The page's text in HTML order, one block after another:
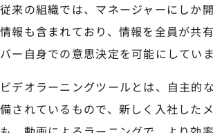
従来の組織では、マネージャーにしか
情報も含まれており、情報を全員が共
バー自身での意思決定を可能にしていま
ビデオラーニングツールとは、自主的
備されているもので、新しく入社した